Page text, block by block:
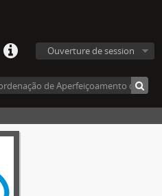
Ouverture de session